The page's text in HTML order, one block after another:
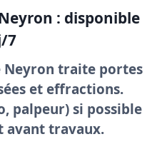
: disponible
7
traite portes
et effractions.
palpeur) si possible
avant travaux.